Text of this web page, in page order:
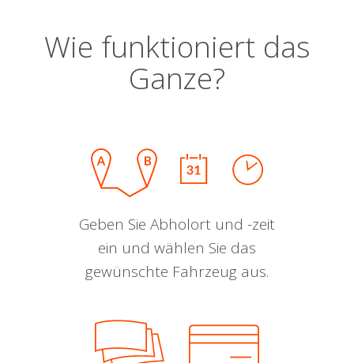
Wie funktioniert das
Ganze?
Geben Sie Abholort und -zeit
ein und wählen Sie das
gewünschte Fahrzeug aus.